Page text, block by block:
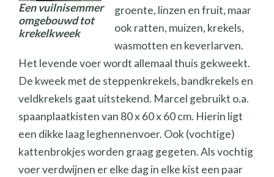
Een vuilnisemmer
omgebouwd tot
krekelkweek
groente, linzen en fruit, maar
ook ratten, muizen, krekels,
wasmotten en keverlarven.
Het levende voer wordt allemaal thuis gekweekt.
De kweek met de steppenkrekels, bandkrekels en
veldkrekels gaat uitstekend. Marcel gebruikt o.a.
spaanplaatkisten van 80 x 60 x 60 cm. Hierin ligt
een dikke laag leghennenvoer. Ook (vochtige)
kattenbrokjes worden graag gegeten. Als vochtig
voer verdwijnen er elke dag in elke kist een paar